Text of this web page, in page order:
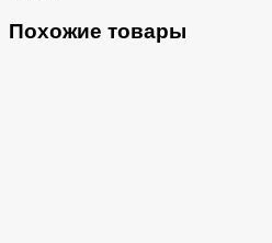
Похожие товары